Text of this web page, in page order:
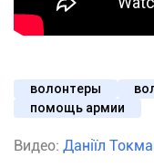
волонтеры
помощь армии
Видео: Даніїл